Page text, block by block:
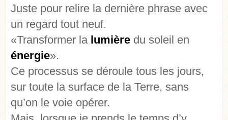
Juste pour relire la dernière phrase avec
un regard tout neuf.
«Transformer la lumière du soleil en
énergie».
Ce processus se déroule tous les jours,
sur toute la surface de la Terre, sans
qu’on le voie opérer.